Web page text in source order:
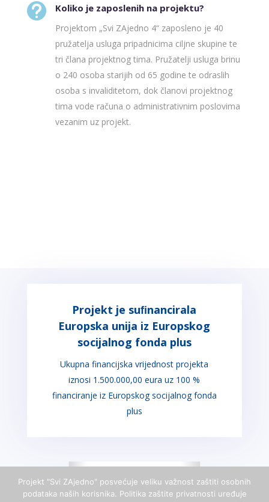
 Koliko je zaposlenih na projektu?
Projektom „Svi ZAjedno 4“ zaposleno je 40
pružatelja usluga pripadnicima ciljne skupine te
tri člana projektnog tima. Pružatelji usluga brinu
o 240 osoba starijih od 65 godine te odraslih
osoba s invaliditetom, dok članovi projektnog
tima vode računa o administrativnim poslovima
vezanim uz projekt.
Projekt je suﬁnancirala
Europska unija iz Europskog
socijalnog fonda plus
Ukupna financijska vrijednost projekta
iznosi 1.500.000,00 eura uz 100 %
financiranje iz Europskog socijalnog fonda
plus
Projekt "Svi ZAjedno" posvećuje veliku važnost zaštiti osobnih
podataka naših korisnika. Politika zaštite privatnosti uređuje